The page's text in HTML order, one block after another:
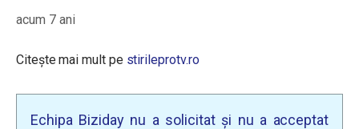
acum 7 ani
Citește mai mult pe stirileprotv.ro
Echipa Biziday nu a solicitat și nu a acceptat